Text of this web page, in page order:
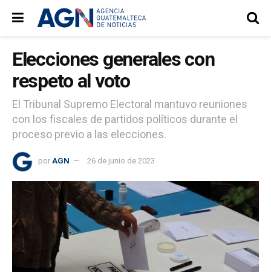
Elecciones generales con
respeto al voto
El Tribunal Supremo Electoral mantuvo reuniones
con los fiscales de partidos políticos durante el
proceso previo a las elecciones.
por AGN 26 de junio de 2023